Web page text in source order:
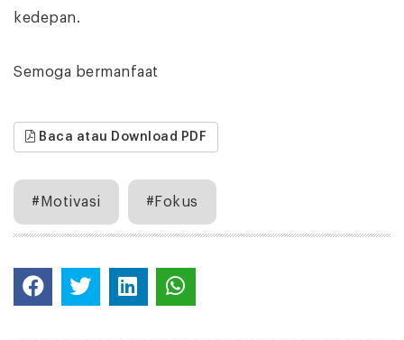
kedepan.
Semoga bermanfaat
Baca atau Download PDF
#Motivasi #Fokus